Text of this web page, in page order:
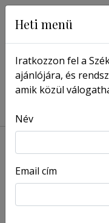
Moldvai
parasztcsorba
Heti menü
Iratkozzon fel a
ajánlójára, és
amik közül
Név
Email cím